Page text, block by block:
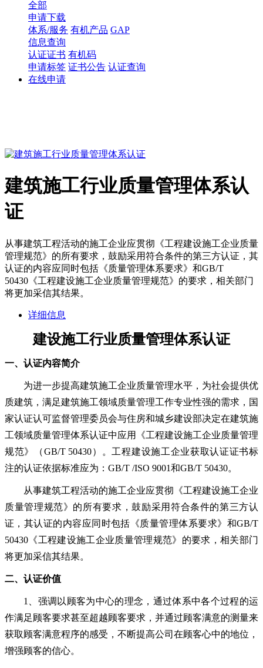
全部
申请下载
体系/服务 有机产品 GAP
信息查询
认证证书 有机码
申请标签 证书公告 认证查询
在线申请
建筑施工行业质量管理体系认
证
从事建筑工程活动的施工企业应贯彻《工程建设施工企业质量
管理规范》的所有要求，鼓励采用符合条件的第三方认证，其
认证的内容应同时包括《质量管理体系要求》和GB/T
50430《工程建设施工企业质量管理规范》的要求，相关部门
将更加采信其结果。
详细信息
建设施工行业质量管理体系认证
一、 认证内容简介
为进一步提高建筑施工企业质量管理水平，为社会提供优
质建筑，满足建筑施工领域质量管理工作专业性强的需求，国
家认证认可监督管理委员会与住房和城乡建设部决定在建筑施
工领域质量管理体系认证中应用《工程建设施工企业质量管理
规范》（GB/T 50430）。工程建设施工企业获取认证证书标
注的认证依据标准应为：GB/T /ISO 9001和GB/T 50430。
从事建筑工程活动的施工企业应贯彻《工程建设施工企业
质量管理规范》的所有要求，鼓励采用符合条件的第三方认
证，其认证的内容应同时包括《质量管理体系要求》和GB/T
50430《工程建设施工企业质量管理规范》的要求，相关部门
将更加采信其结果。
二、 认证价值
1、强调以顾客为中心的理念，通过体系中各个过程的运
作满足顾客要求甚至超越顾客要求，并通过顾客满意的测量来
获取顾客满意程序的感受，不断提高公司在顾客心中的地位，
增强顾客的信心。